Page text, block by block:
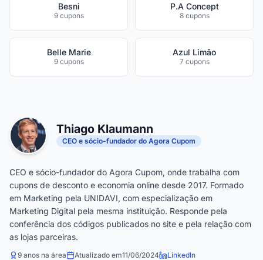
Besni
9 cupons
P.A Concept
8 cupons
Belle Marie
9 cupons
Azul Limão
7 cupons
Thiago Klaumann
CEO e sócio-fundador do Agora Cupom
CEO e sócio-fundador do Agora Cupom, onde trabalha com
cupons de desconto e economia online desde 2017. Formado
em Marketing pela UNIDAVI, com especialização em
Marketing Digital pela mesma instituição. Responde pela
conferência dos códigos publicados no site e pela relação com
as lojas parceiras.
9 anos na área Atualizado em11/06/2024 LinkedIn